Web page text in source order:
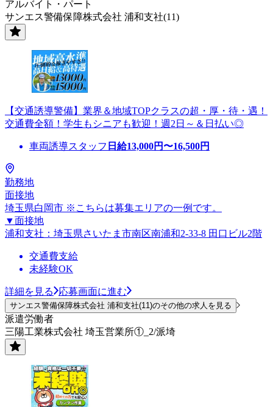
アルバイト・パート
サンエス警備保障株式会社 浦和支社(11)
【交通誘導警備】業界＆地域TOPクラスの超・厚・待・遇！
交通費全額！学生もシニアも歓迎！週2日～＆日払い◎
車両誘導スタッフ 日給13,000円〜16,500円
勤務地
面接地
埼玉県白岡市 ※こちらは募集エリアの一例です。
▼面接地
浦和支社：埼玉県さいたま市南区南浦和2-33-8 田口ビル2階
交通費支給
未経験OK
詳細を見る 応募画面に進む
サンエス警備保障株式会社 浦和支社(11)のその他の求人を見る
派遣労働者
三陽工業株式会社 埼玉営業所①_2/派埼